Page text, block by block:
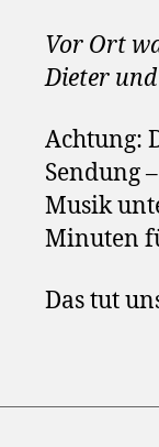
Vor Ort
Dieter
Achtung:
Sendung
Musik
Minuten
Das tut